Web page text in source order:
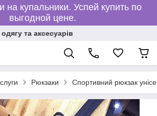
на купальники. Успей купить по
выгодной цене.
та аксесуарів
Рюкзаки Спортивний рюкзак